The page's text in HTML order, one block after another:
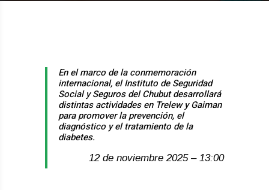
En el marco de la conmemoración
internacional, el Instituto de Seguridad
Social y Seguros del Chubut desarrollará
distintas actividades en Trelew y Gaiman
para promover la prevención, el
diagnóstico y el tratamiento de la
diabetes.
12 de noviembre 2025 – 13:00